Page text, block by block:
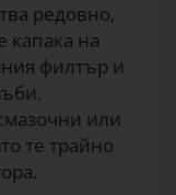
редовно,
капака на
филтър и
или
те трайно